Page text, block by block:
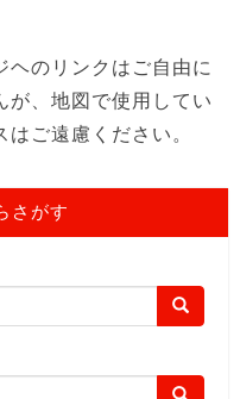
ヘのリンクはご自由に
が、地図で使用してい
ご遠慮ください。
さがす